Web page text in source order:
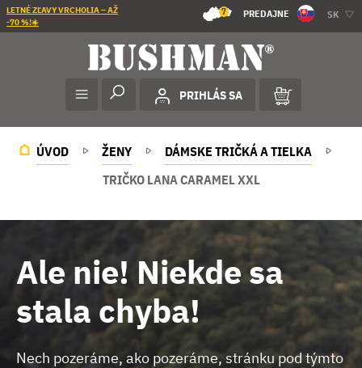
LETNÉ ZĽAVY VRCHOLIA – AŽ
-70 %!☀️
7 PREDAJNE SK
PRIHLÁS SA
ÚVOD ŽENY
DÁMSKE TRIČKÁ A TIELKA
TRIČKO LANA CARAMEL XXL
Ale nie! Niekde sa
stala chyba!
Nech pozeráme, ako pozeráme, stránku pod týmto